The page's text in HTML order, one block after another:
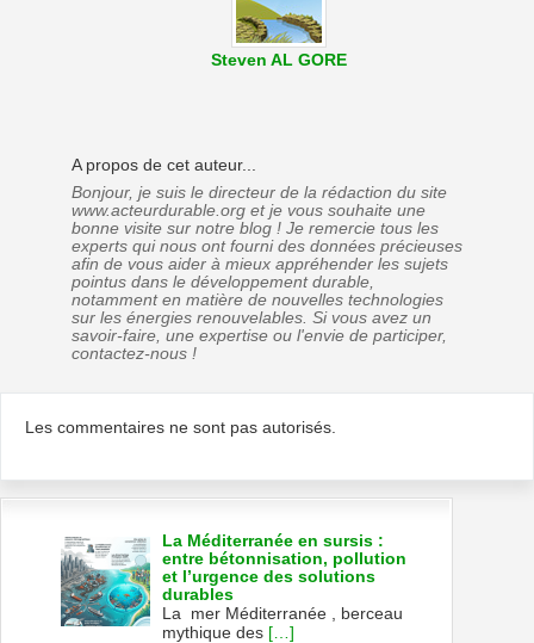
Steven AL GORE
A propos de cet auteur...
Bonjour, je suis le directeur de la rédaction du site
www.acteurdurable.org et je vous souhaite une
bonne visite sur notre blog ! Je remercie tous les
experts qui nous ont fourni des données précieuses
afin de vous aider à mieux appréhender les sujets
pointus dans le développement durable,
notamment en matière de nouvelles technologies
sur les énergies renouvelables. Si vous avez un
savoir-faire, une expertise ou l'envie de participer,
contactez-nous !
Les commentaires ne sont pas autorisés.
La Méditerranée en sursis :
entre bétonnisation, pollution
et l’urgence des solutions
durables
La mer Méditerranée , berceau
mythique des […]